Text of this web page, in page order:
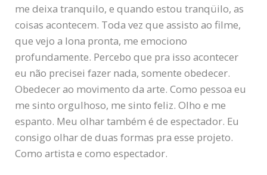
me deixa tranquilo, e quando estou tranqüilo, as
coisas acontecem. Toda vez que assisto ao filme,
que vejo a lona pronta, me emociono
profundamente. Percebo que pra isso acontecer
eu não precisei fazer nada, somente obedecer.
Obedecer ao movimento da arte. Como pessoa eu
me sinto orgulhoso, me sinto feliz. Olho e me
espanto. Meu olhar também é de espectador. Eu
consigo olhar de duas formas pra esse projeto.
Como artista e como espectador.